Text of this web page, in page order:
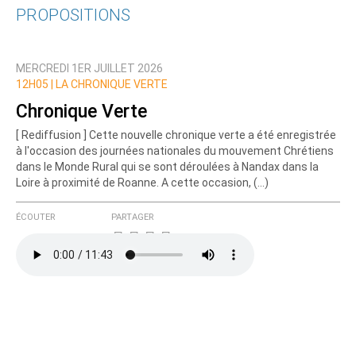
Nom
Courriel (non publié)
Ajoutez votre commentaire ici
Texte de votre message
PROPOSITIONS
MERCREDI 1ER JUILLET 2026
12H05 |
LA CHRONIQUE VERTE
Chronique Verte
[ Rediffusion ] Cette nouvelle chronique verte a été enregistrée
à l'occasion des journées nationales du mouvement Chrétiens
dans le Monde Rural qui se sont déroulées à Nandax dans la
Loire à proximité de Roanne. A cette occasion, (…)
ÉCOUTER PARTAGER